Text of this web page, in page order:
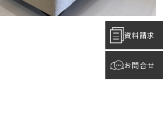
資料請求
お問合せ